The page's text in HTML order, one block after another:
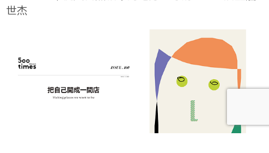
世杰